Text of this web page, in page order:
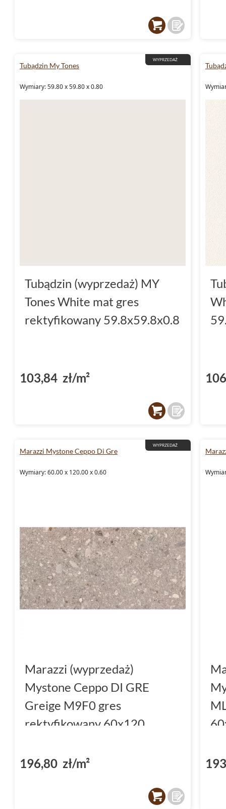
WYPRZEDAŻ
Tubądzin My Tones
Wymiary: 59.80 x 59.80 x 0.80
Tubądzin (wyprzedaż) MY
Tones White mat gres
rektyfikowany 59.8x59.8x0.8
103,84 zł/m²
WYPRZEDAŻ
Marazzi Mystone Ceppo Di Gre
Wymiary: 60.00 x 120.00 x 0.60
Marazzi (wyprzedaż)
Mystone Ceppo DI GRE
Greige M9F0 gres
rektyfikowany 60x120
196,80 zł/m²